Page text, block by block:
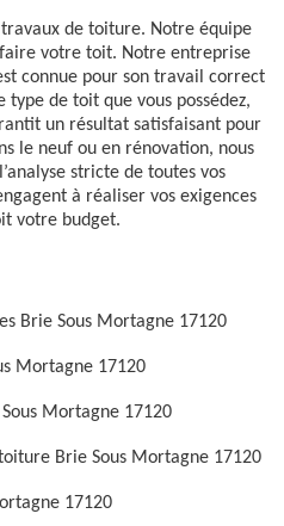
de toiture. Notre équipe
votre toit. Notre entreprise
connue pour son travail correct
de toit que vous possédez,
un résultat satisfaisant pour
le neuf ou en rénovation, nous
stricte de toutes vos
à réaliser vos exigences
votre budget.
Brie Sous Mortagne 17120
Mortagne 17120
Mortagne 17120
Brie Sous Mortagne 17120
17120